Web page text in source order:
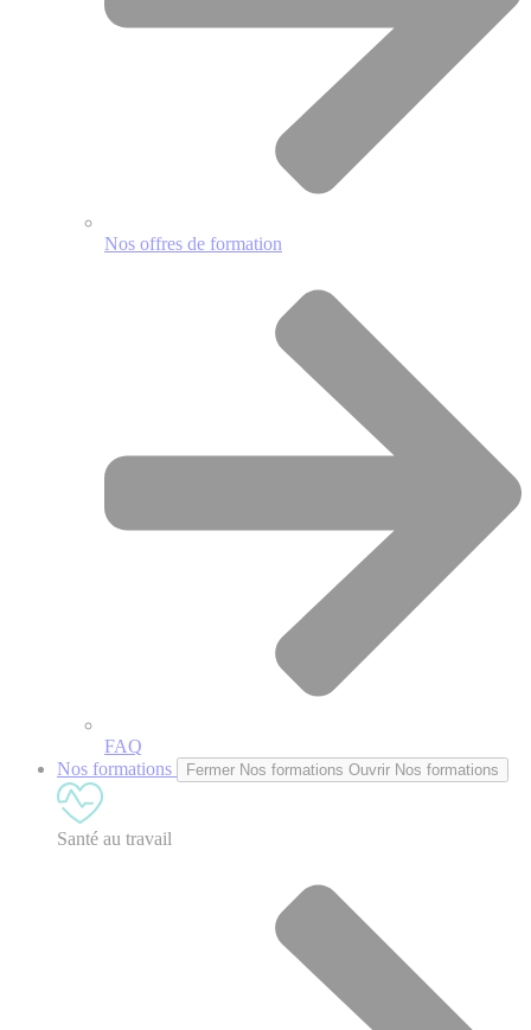
Nos offres de formation
FAQ
Nos formations
Fermer Nos formations Ouvrir Nos formations
Santé au travail